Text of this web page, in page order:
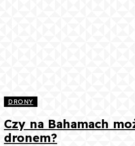
DRONY
Czy na Bahamach
dronem?